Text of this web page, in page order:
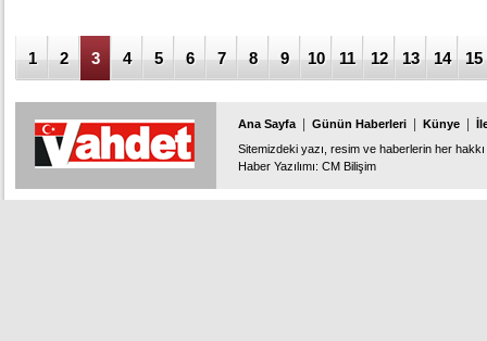
1 2 3 4 5 6 7 8 9 10 11 12 13 14 15
Ana Sayfa Günün Haberleri Künye
Sitemizdeki yazı, resim ve haberlerin her
Haber Yazılımı: CM Bilişim